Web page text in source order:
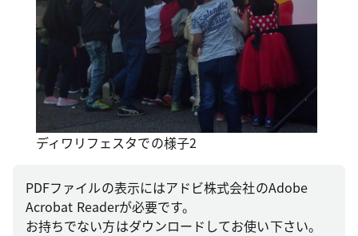
ディワリフェスタでの様子2
PDFファイルの表示にはアドビ株式会社のAdobe
Acrobat Readerが必要です。
お持ちでない方はダウンロードしてお使い下さい。